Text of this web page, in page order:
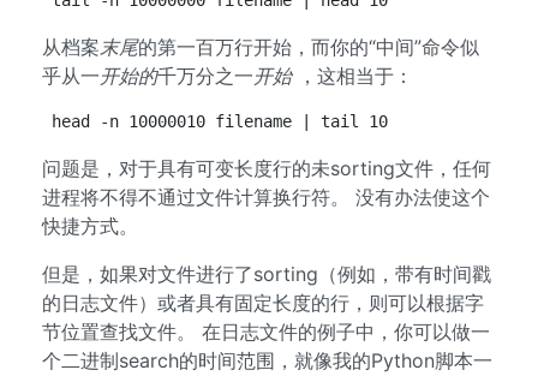
从档案末尾的第一百万行开始，而你的“中间”命令似
乎从一开始的千万分之一开始，这相当于：
head -n 10000010 filename | tail 10
问题是，对于具有可变长度行的未sorting文件，任何
进程将不得不通过文件计算换行符。 没有办法使这个
快捷方式。
但是，如果对文件进行了sorting（例如，带有时间戳
的日志文件）或者具有固定长度的行，则可以根据字
节位置查找文件。 在日志文件的例子中，你可以做一
个二进制search的时间范围，就像我的Python脚本一